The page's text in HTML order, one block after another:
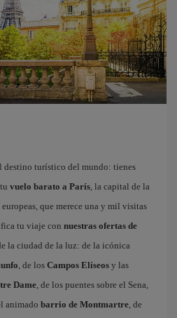
turístico del mundo: tienes
vuelo barato a París, la capital de la
que merece una y mil visitas
tu viaje con nuestras ofertas de
la ciudad de la luz: de la icónica
, de los Campos Elíseos y las
Dame, de los puentes sobre el Sena,
animado barrio de Montmartre, de